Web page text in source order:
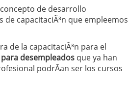
que muchas empresas
20/07/2026
Traders Mexicanos Antes de
ventajas reales para pymes
trabajas por cuenta propia
de desarrollo
capacitaciÃ³n que empleemos
de la capacitaciÃ³n para el
desempleados que ya han
podrÃ­an ser los cursos